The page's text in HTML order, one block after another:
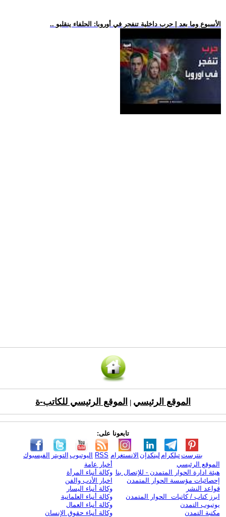
.. الأسبوع وما بعد | حرب داخلية تنفجر في أوروبا: الحلفاء ينقلبو
الموقع الرئيسي الموقع الرئيسي للكاتب-ة
تابعونا على:
الفيسبوك التويتر اليوتيوب RSS الانستغرام لينكدإن تيلكرامبنترست
الموقع الرئيسي
هيئة ادارة الحوار المتمدن - للإتصال بنا
إحصائيات مؤسسة الحوار المتمدن
قواعد النشر
ابرز كتاب / كاتبات الحوار المتمدن
يوتيوب التمدن
مكتبة التمدن
أخبار عامة
وكالة أنباء المرأة
اخبار الأدب والفن
وكالة أنباء اليسار
وكالة أنباء العلمانية
وكالة أنباء العمال
وكالة أنباء حقوق الإنسان